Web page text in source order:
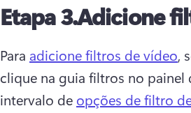
Etapa 3.Adicione
Para adicione filtros de vídeo,
clique na guia filtros no painel
intervalo de opções de filtro